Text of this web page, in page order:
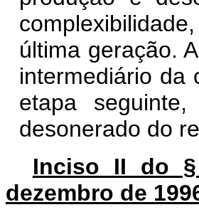
última geração.
intermediário da
etapa
desonerado do
Inciso II do
dezembro de